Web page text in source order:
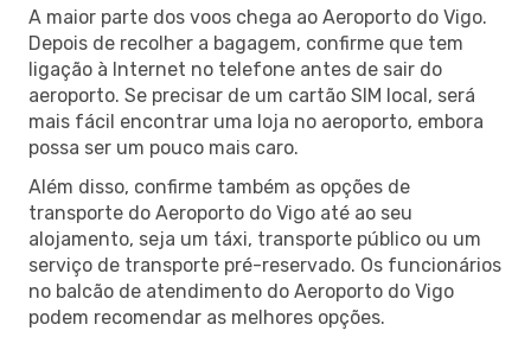
A maior parte dos voos chega ao Aeroporto do Vigo.
Depois de recolher a bagagem, confirme que tem
ligação à Internet no telefone antes de sair do
aeroporto. Se precisar de um cartão SIM local, será
mais fácil encontrar uma loja no aeroporto, embora
possa ser um pouco mais caro.
Além disso, confirme também as opções de
transporte do Aeroporto do Vigo até ao seu
alojamento, seja um táxi, transporte público ou um
serviço de transporte pré-reservado. Os funcionários
no balcão de atendimento do Aeroporto do Vigo
podem recomendar as melhores opções.